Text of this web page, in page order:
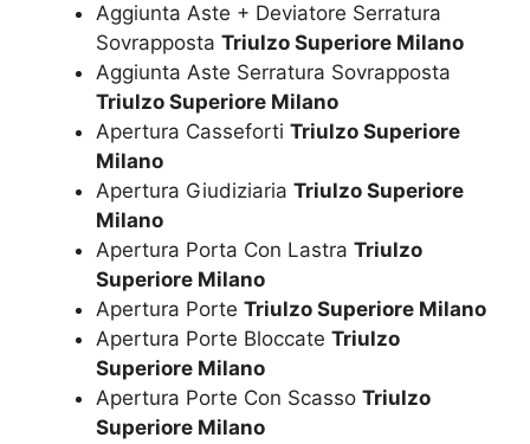
Aggiunta Aste + Deviatore Serratura
Sovrapposta Triulzo Superiore Milano
Aggiunta Aste Serratura Sovrapposta
Triulzo Superiore Milano
Apertura Casseforti Triulzo Superiore
Milano
Apertura Giudiziaria Triulzo Superiore
Milano
Apertura Porta Con Lastra Triulzo
Superiore Milano
Apertura Porte Triulzo Superiore Milano
Apertura Porte Bloccate Triulzo
Superiore Milano
Apertura Porte Con Scasso Triulzo
Superiore Milano